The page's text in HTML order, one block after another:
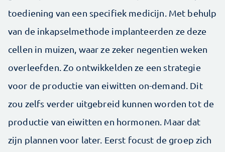
toediening van een specifiek medicijn. Met behulp
van de inkapselmethode implanteerden ze deze
cellen in muizen, waar ze zeker negentien weken
overleefden. Zo ontwikkelden ze een strategie
voor de productie van eiwitten on-demand. Dit
zou zelfs verder uitgebreid kunnen worden tot de
productie van eiwitten en hormonen. Maar dat
zijn plannen voor later. Eerst focust de groep zich